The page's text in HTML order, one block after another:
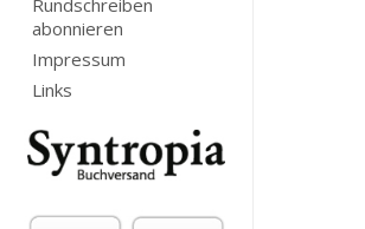
Rundschreiben
abonnieren
Impressum
Links